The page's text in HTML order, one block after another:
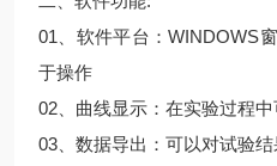
01、软件平台：WINDOWS
于操作
02、曲线显示：在实验过程
03、数据导出：可以对试验